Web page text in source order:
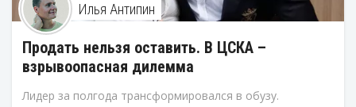
Илья Антипин
Продать нельзя оставить. В ЦСКА –
взрывоопасная дилемма
Лидер за полгода трансформировался в обузу.